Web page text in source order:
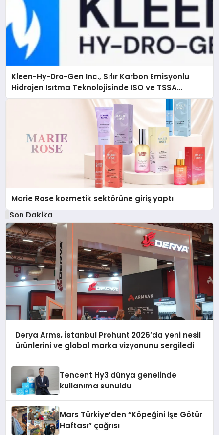
Kleen-Hy-Dro-Gen Inc., Sıfır Karbon Emisyonlu
Hidrojen Isıtma Teknolojisinde ISO ve TSSA
Düzenleyici Onaylarını Aldı
Marie Rose kozmetik sektörüne giriş yaptı
Son Dakika
Derya Arms, İstanbul Prohunt 2026’da yeni nesil
ürünlerini ve global marka vizyonunu sergiledi
Tencent Hy3 dünya genelinde
kullanıma sunuldu
Mars Türkiye’den “Köpeğini İşe Götür
Haftası” çağrısı